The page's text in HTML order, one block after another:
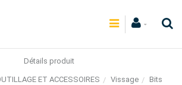
Détails produit
ET ACCESSOIRES Vissage
Bits